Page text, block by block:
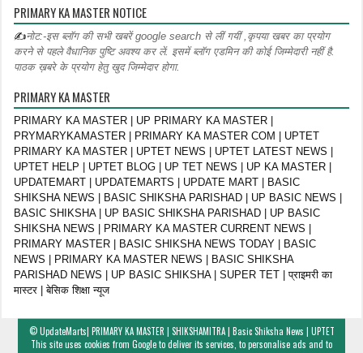
PRIMARY KA MASTER NOTICE
✍नोट:-इस ब्लॉग की सभी खबरें google search से लीं गयीं ,कृपया खबर का प्रयोग
करने से पहले वैधानिक पुष्टि अवश्य कर लें. इसमें ब्लॉग एडमिन की कोई जिम्मेदारी नहीं है.
पाठक ख़बरे के प्रयोग हेतु खुद जिम्मेदार होगा.
PRIMARY KA MASTER
PRIMARY KA MASTER | UP PRIMARY KA MASTER |
PRYMARYKAMASTER | PRIMARY KA MASTER COM | UPTET
PRIMARY KA MASTER | UPTET NEWS | UPTET LATEST NEWS |
UPTET HELP | UPTET BLOG | UP TET NEWS | UP KA MASTER |
UPDATEMART | UPDATEMARTS | UPDATE MART | BASIC
SHIKSHA NEWS | BASIC SHIKSHA PARISHAD | UP BASIC NEWS |
BASIC SHIKSHA | UP BASIC SHIKSHA PARISHAD | UP BASIC
SHIKSHA NEWS | PRIMARY KA MASTER CURRENT NEWS |
PRIMARY MASTER | BASIC SHIKSHA NEWS TODAY | BASIC
NEWS | PRIMARY KA MASTER NEWS | BASIC SHIKSHA
PARISHAD NEWS | UP BASIC SHIKSHA | SUPER TET | प्राइमरी का
मास्टर | बेसिक शिक्षा न्यूज
©UpdateMarts| PRIMARY KA MASTER | SHIKSHAMITRA | Basic Shiksha News | UPTET
This site uses cookies from Google to deliver its services, to personalise ads and to